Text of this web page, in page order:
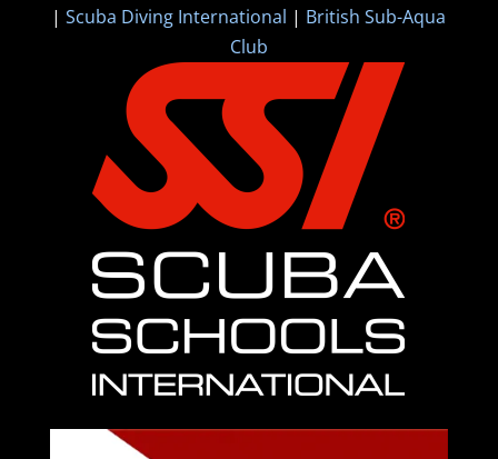
| Scuba Diving International | British Sub-Aqua
Club